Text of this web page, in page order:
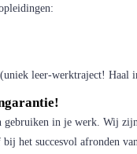
(uniek leer-werktraject! Haal
in je werk. Wij
het succesvol afronden